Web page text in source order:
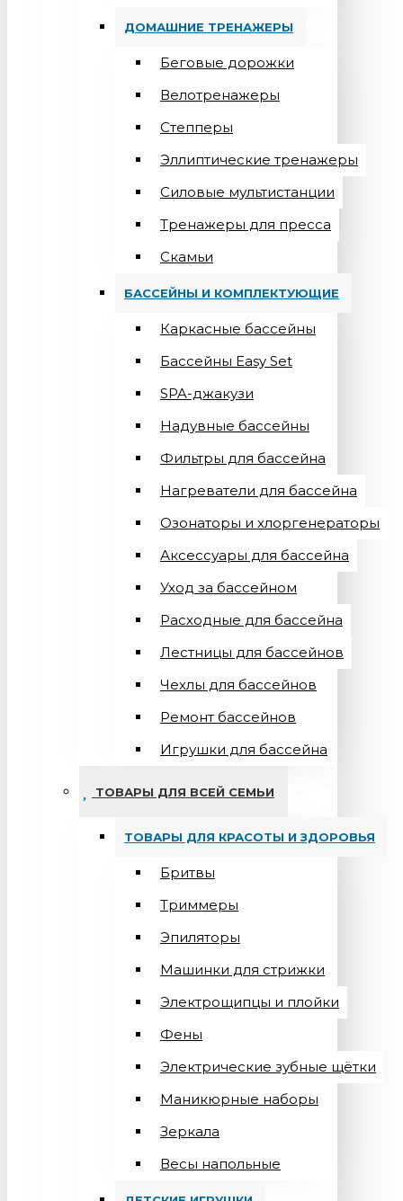
ДОМАШНИЕ ТРЕНАЖЕРЫ
Беговые дорожки
Велотренажеры
Степперы
Эллиптические тренажеры
Силовые мультистанции
Тренажеры для пресса
Скамьи
БАССЕЙНЫ И КОМПЛЕКТУЮЩИЕ
Каркасные бассейны
Бассейны Easy Set
SPA-джакузи
Надувные бассейны
Фильтры для бассейна
Нагреватели для бассейна
Озонаторы и хлоргенераторы
Аксессуары для бассейна
Уход за бассейном
Расходные для бассейна
Лестницы для бассейнов
Чехлы для бассейнов
Ремонт бассейнов
Игрушки для бассейна
ТОВАРЫ ДЛЯ ВСЕЙ СЕМЬИ
ТОВАРЫ ДЛЯ КРАСОТЫ И ЗДОРОВЬЯ
Бритвы
Триммеры
Эпиляторы
Машинки для стрижки
Электрощипцы и плойки
Фены
Электрические зубные щётки
Маникюрные наборы
Зеркала
Весы напольные